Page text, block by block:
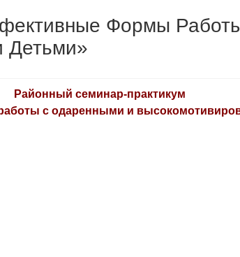
Формы
Детьми»
Районный семинар-практикум
с одаренными и